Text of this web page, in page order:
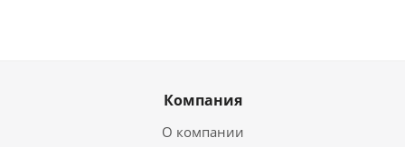
Компания
О компании